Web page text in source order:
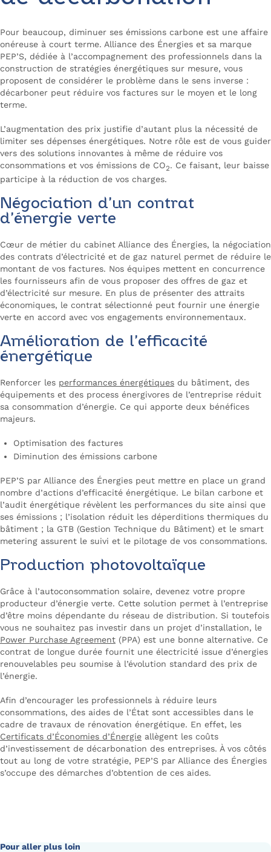
Pour beaucoup, diminuer ses émissions carbone est une affaire
onéreuse à court terme. Alliance des Énergies et sa marque
PEP’S, dédiée à l’accompagnement des professionnels dans la
construction de stratégies énergétiques sur mesure, vous
proposent de considérer le problème dans le sens inverse :
décarboner peut réduire vos factures sur le moyen et le long
terme.
L’augmentation des prix justifie d’autant plus la nécessité de
limiter ses dépenses énergétiques. Notre rôle est de vous guider
vers des solutions innovantes à même de réduire vos
consommations et vos émissions de CO2. Ce faisant, leur baisse
participe à la réduction de vos charges.
Négociation d’un contrat
d’énergie verte
Cœur de métier du cabinet Alliance des Énergies, la négociation
des contrats d’électricité et de gaz naturel permet de réduire le
montant de vos factures. Nos équipes mettent en concurrence
les fournisseurs afin de vous proposer des offres de gaz et
d’électricité sur mesure. En plus de présenter des attraits
économiques, le contrat sélectionné peut fournir une énergie
verte en accord avec vos engagements environnementaux.
Amélioration de l’efficacité
énergétique
Renforcer les performances énergétiques du bâtiment, des
équipements et des process énergivores de l’entreprise réduit
sa consommation d’énergie. Ce qui apporte deux bénéfices
majeurs.
Optimisation des factures
Diminution des émissions carbone
PEP’S par Alliance des Énergies peut mettre en place un grand
nombre d’actions d’efficacité énergétique. Le bilan carbone et
l’audit énergétique révèlent les performances du site ainsi que
ses émissions ; l’isolation réduit les déperditions thermiques du
bâtiment ; la GTB (Gestion Technique du Bâtiment) et le smart
metering assurent le suivi et le pilotage de vos consommations.
Production photovoltaïque
Grâce à l’autoconsommation solaire, devenez votre propre
producteur d’énergie verte. Cette solution permet à l’entreprise
d’être moins dépendante du réseau de distribution. Si toutefois
vous ne souhaitez pas investir dans un projet d’installation, le
Power Purchase Agreement (PPA) est une bonne alternative. Ce
contrat de longue durée fournit une électricité issue d’énergies
renouvelables peu soumise à l’évolution standard des prix de
l’énergie.
Afin d’encourager les professionnels à réduire leurs
consommations, des aides de l’État sont accessibles dans le
cadre de travaux de rénovation énergétique. En effet, les
Certificats d’Économies d’Énergie allègent les coûts
d’investissement de décarbonation des entreprises. À vos côtés
tout au long de votre stratégie, PEP’S par Alliance des Énergies
s’occupe des démarches d’obtention de ces aides.
Pour aller plus loin